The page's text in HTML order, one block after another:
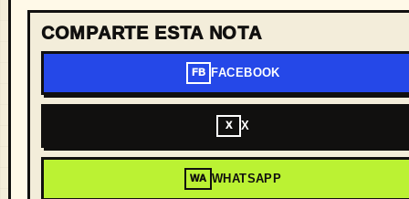
COMPARTE ESTA NOTA
FB FACEBOOK
X X
WA WHATSAPP